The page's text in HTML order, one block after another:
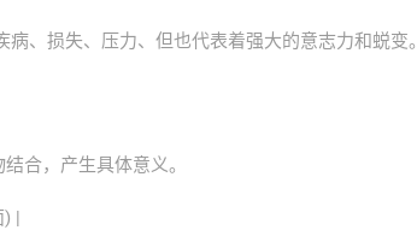
、损失、压力、但也代表着强大的意志力和蜕变。
合，产生具体意义。
) |